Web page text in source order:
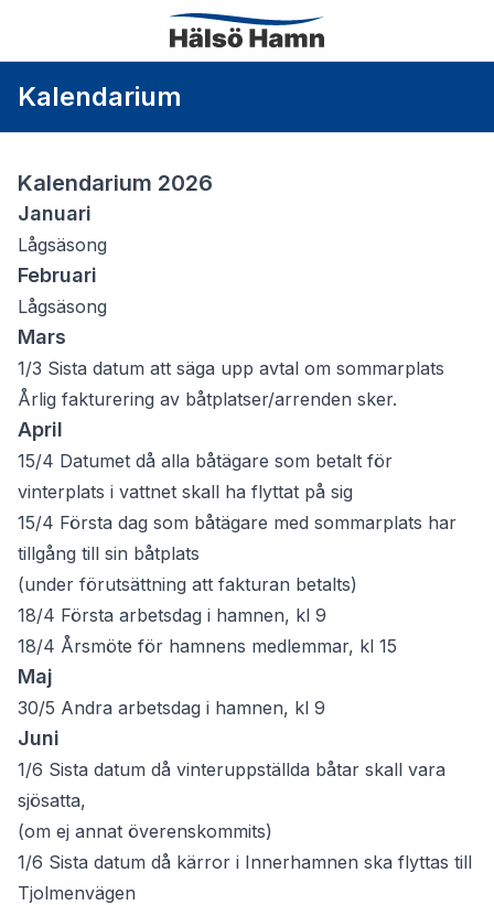
Kalendarium
Kalendarium 2026
Januari
Lågsäsong
Februari
Lågsäsong
Mars
1/3 Sista datum att säga upp avtal om sommarplats
Årlig fakturering av båtplatser/arrenden sker.
April
15/4 Datumet då alla båtägare som betalt för
vinterplats i vattnet skall ha flyttat på sig
15/4 Första dag som båtägare med sommarplats har
tillgång till sin båtplats
(under förutsättning att fakturan betalts)
18/4 Första arbetsdag i hamnen, kl 9
18/4 Årsmöte för hamnens medlemmar, kl 15
Maj
30/5 Andra arbetsdag i hamnen, kl 9
Juni
1/6 Sista datum då vinteruppställda båtar skall vara
sjösatta,
(om ej annat överenskommits)
1/6 Sista datum då kärror i Innerhamnen ska flyttas till
Tjolmenvägen